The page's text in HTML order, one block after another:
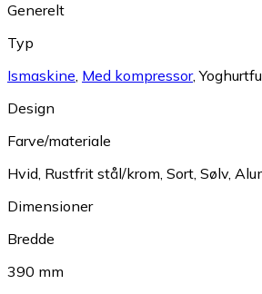
Generelt
Typ
Ismaskine, Med kompressor,
Design
Farve/materiale
Hvid, Rustfrit stål/krom, Sort, Sølv,
Dimensioner
Bredde
390 mm